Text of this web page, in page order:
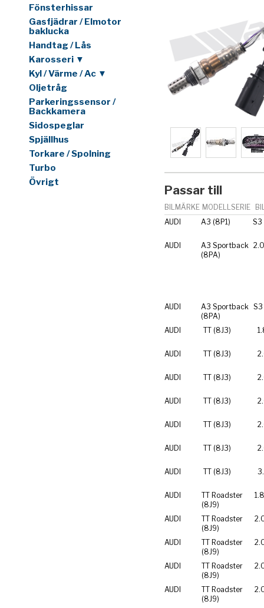
Fönsterhissar
Gasfjädrar / Elmotor
baklucka
Handtag / Lås
Karosseri ▼
Kyl / Värme / Ac ▼
Oljetråg
Parkeringssensor /
Backkamera
Sidospeglar
Spjällhus
Torkare / Spolning
Turbo
Övrigt
Passar till
BILMÄRKE MODELLSERIE
AUDI
A3 (8P1)
AUDI
A3 Sportback
(8PA)
AUDI
A3 Sportback
(8PA)
AUDI TT (8J3)
AUDI TT (8J3)
AUDI TT (8J3)
AUDI TT (8J3)
AUDI TT (8J3)
AUDI TT (8J3)
AUDI TT (8J3)
AUDI
TT Roadster
(8J9)
AUDI
TT Roadster
(8J9)
AUDI
TT Roadster
(8J9)
AUDI
TT Roadster
(8J9)
AUDI
TT Roadster
(8J9)